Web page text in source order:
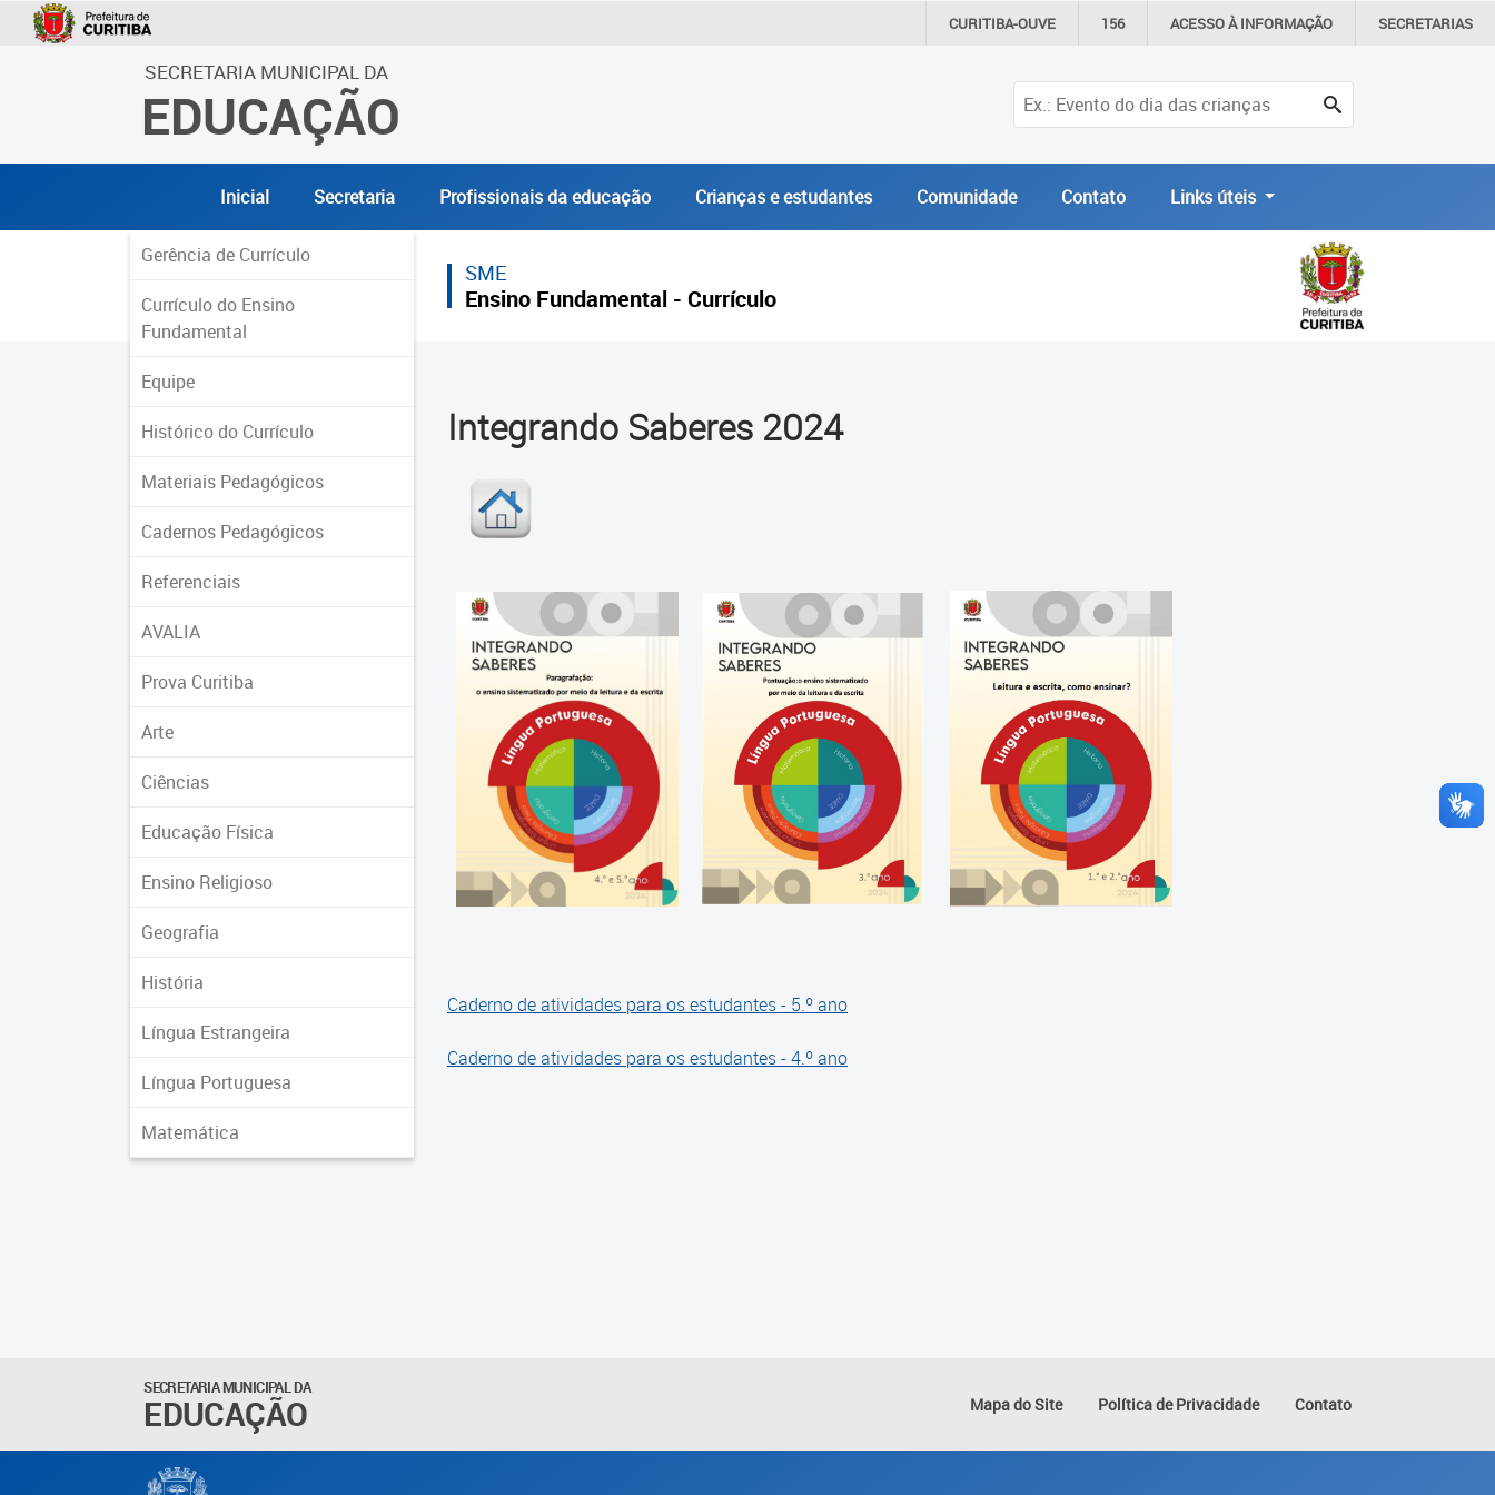
CURITIBA-OUVE 156 ACESSO ÀINFORMAÇÃO SECRETARIAS
SECRETARIA MUNICIPAL DA
EDUCAÇÃO
Inicial Secretaria Profissionais da educação Crianças e estudantes Comunidade Contato Links úteis
Gerência de Currículo
Currículo do Ensino
Fundamental
Equipe
Histórico do Currículo
Materiais Pedagógicos
Cadernos Pedagógicos
Referenciais
AVALIA
Prova Curitiba
Arte
Ciências
Educação Física
Ensino Religioso
Geografia
História
Língua Estrangeira
Língua Portuguesa
Matemática
SME
Ensino Fundamental - Currículo
Integrando Saberes 2024
Caderno de atividades para os estudantes - 5.º ano
Caderno de atividades para os estudantes - 4.º ano
SECRETARIA MUNICIPAL DA
EDUCAÇÃO Mapa do Site Política de Privacidade Contato